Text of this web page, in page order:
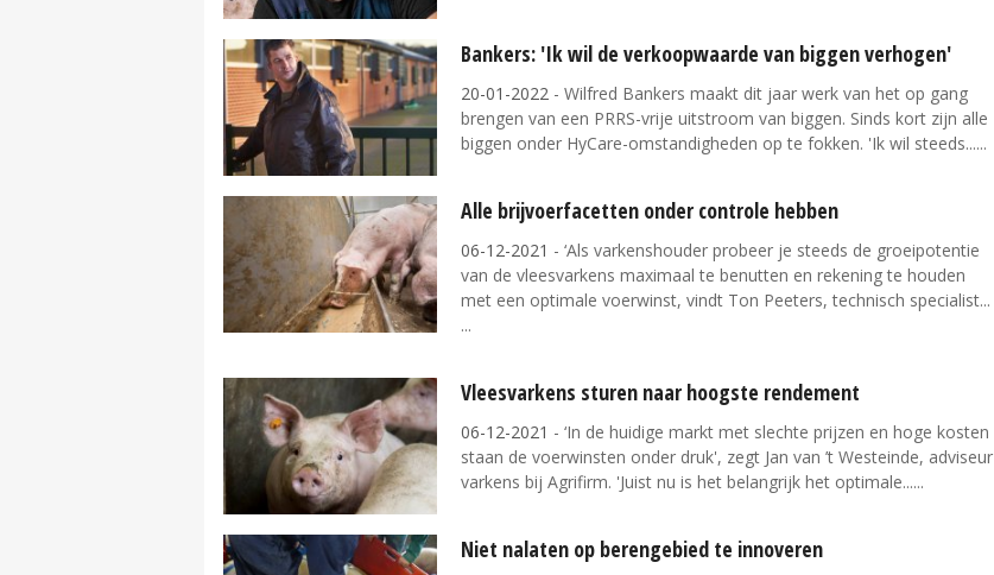
Bankers: 'Ik wil de verkoopwaarde van biggen verhogen'
20-01-2022 - Wilfred Bankers maakt dit jaar werk van het op gang
brengen van een PRRS-vrije uitstroom van biggen. Sinds kort zijn alle
biggen onder HyCare-omstandigheden op te fokken. 'Ik wil steeds...
Alle brijvoerfacetten onder controle hebben
06-12-2021 - ‘Als varkenshouder probeer je steeds de groeipotentie
van de vleesvarkens maximaal te benutten en rekening te houden
met een optimale voerwinst, vindt Ton Peeters, technisch specialist...
Vleesvarkens sturen naar hoogste rendement
06-12-2021 - ‘In de huidige markt met slechte prijzen en hoge kosten
staan de voerwinsten onder druk', zegt Jan van ’t Westeinde, adviseur
varkens bij Agrifirm. 'Juist nu is het belangrijk het optimale...
Niet nalaten op berengebied te innoveren